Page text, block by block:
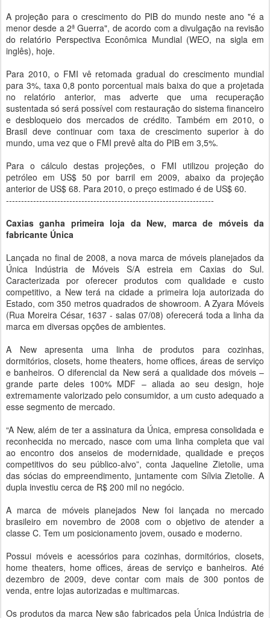
A projeção para o crescimento do PIB do mundo neste ano "é a
menor desde a 2ª Guerra", de acordo com a divulgação na revisão
do relatório Perspectiva Econômica Mundial (WEO, na sigla em
inglês), hoje.
Para 2010, o FMI vê retomada gradual do crescimento mundial
para 3%, taxa 0,8 ponto porcentual mais baixa do que a projetada
no relatório anterior, mas adverte que uma recuperação
sustentada só será possível com restauração do sistema financeiro
e desbloqueio dos mercados de crédito. Também em 2010, o
Brasil deve continuar com taxa de crescimento superior à do
mundo, uma vez que o FMI prevê alta do PIB em 3,5%.
Para o cálculo destas projeções, o FMI utilizou projeção do
petróleo em US$ 50 por barril em 2009, abaixo da projeção
anterior de US$ 68. Para 2010, o preço estimado é de US$ 60.
---------------------------------------------------------------------
Caxias ganha primeira loja da New, marca de móveis da
fabricante Única
Lançada no final de 2008, a nova marca de móveis planejados da
Única Indústria de Móveis S/A estreia em Caxias do Sul.
Caracterizada por oferecer produtos com qualidade e custo
competitivo, a New terá na cidade a primeira loja autorizada do
Estado, com 350 metros quadrados de showroom. A Zyara Móveis
(Rua Moreira César, 1637 - salas 07/08) oferecerá toda a linha da
marca em diversas opções de ambientes.
A New apresenta uma linha de produtos para cozinhas,
dormitórios, closets, home theaters, home offices, áreas de serviço
e banheiros. O diferencial da New será a qualidade dos móveis –
grande parte deles 100% MDF – aliada ao seu design, hoje
extremamente valorizado pelo consumidor, a um custo adequado a
esse segmento de mercado.
“A New, além de ter a assinatura da Única, empresa consolidada e
reconhecida no mercado, nasce com uma linha completa que vai
ao encontro dos anseios de modernidade, qualidade e preços
competitivos do seu público-alvo”, conta Jaqueline Zietolie, uma
das sócias do empreendimento, juntamente com Sílvia Zietolie. A
dupla investiu cerca de R$ 200 mil no negócio.
A marca de móveis planejados New foi lançada no mercado
brasileiro em novembro de 2008 com o objetivo de atender a
classe C. Tem um posicionamento jovem, ousado e moderno.
Possui móveis e acessórios para cozinhas, dormitórios, closets,
home theaters, home offices, áreas de serviço e banheiros. Até
dezembro de 2009, deve contar com mais de 300 pontos de
venda, entre lojas autorizadas e multimarcas.
Os produtos da marca New são fabricados pela Única Indústria de